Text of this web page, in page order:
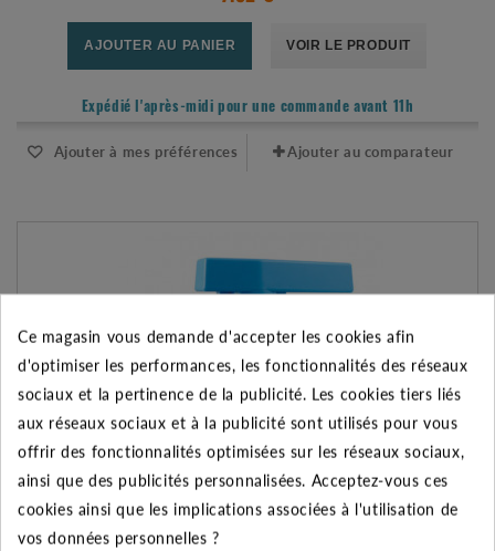
AJOUTER AU PANIER VOIR LE PRODUIT
Expédié l'après-midi pour une commande avant 11h
Ajouter à mes préférences Ajouter au comparateur
VANNE À SPHÈRE PVC DOUBLE UNION FF À VISSER 1"
Ce magasin vous demande d'accepter les cookies afin
d'optimiser les performances, les fonctionnalités des réseaux
sociaux et la pertinence de la publicité. Les cookies tiers liés
aux réseaux sociaux et à la publicité sont utilisés pour vous
offrir des fonctionnalités optimisées sur les réseaux sociaux,
ainsi que des publicités personnalisées. Acceptez-vous ces
cookies ainsi que les implications associées à l'utilisation de
vos données personnelles ?